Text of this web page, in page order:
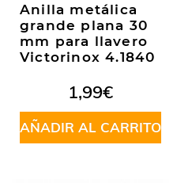
Anilla metálica
grande plana 30
mm para llavero
Victorinox 4.1840
1,99€
AÑADIR AL CARRITO